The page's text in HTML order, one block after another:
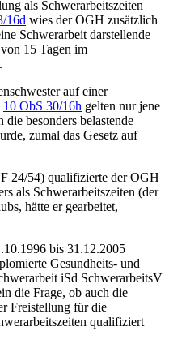
als Schwerarbeitszeiten
16d wies der OGH zusätzlich
Schwerarbeit darstellende
15 Tagen im
auf einer
10 ObS 30/16h gelten nur jene
die besonders belastende
zumal das Gesetz auf
24/54) qualifizierte der OGH
als Schwerarbeitszeiten (der
hätte er gearbeitet,
bis 31.12.2005
Gesundheits- und
iSd SchwerarbeitsV
die Frage, ob auch die
Freistellung für die
qualifiziert